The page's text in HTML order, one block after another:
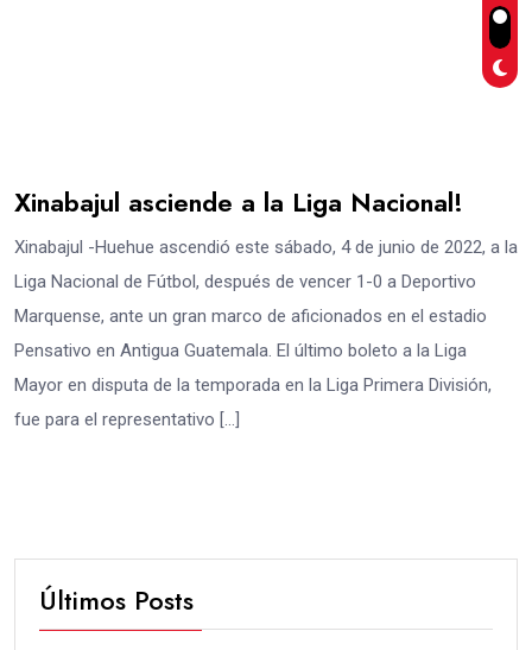
Xinabajul asciende a la Liga Nacional!
Xinabajul -Huehue ascendió este sábado, 4 de junio de 2022, a la
Liga Nacional de Fútbol, después de vencer 1-0 a Deportivo
Marquense, ante un gran marco de aficionados en el estadio
Pensativo en Antigua Guatemala. El último boleto a la Liga
Mayor en disputa de la temporada en la Liga Primera División,
fue para el representativo […]
Últimos Posts